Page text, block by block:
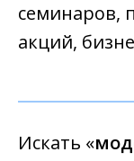
семинаров,
акций,
Искать «